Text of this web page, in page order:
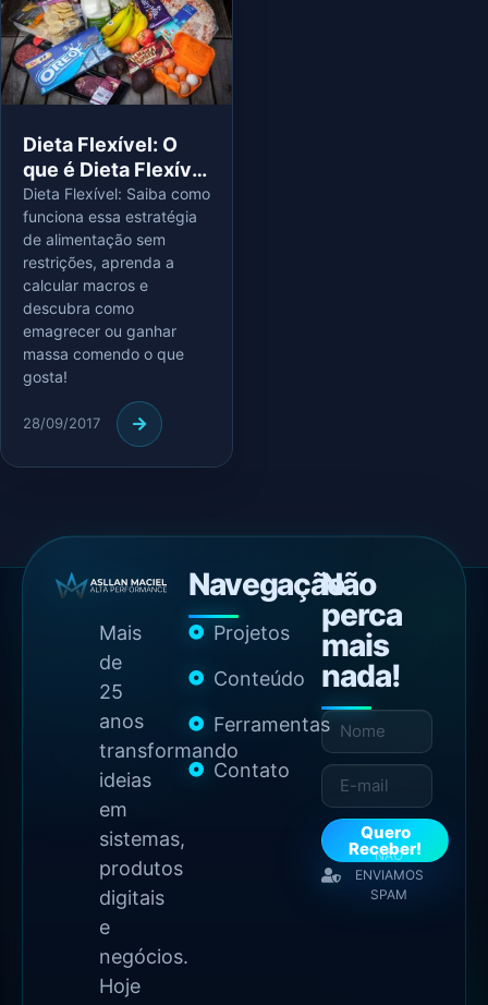
Dieta Flexível: O
que é Dieta Flexível
e Como Começar?
Dieta Flexível: Saiba como
funciona essa estratégia
de alimentação sem
restrições, aprenda a
calcular macros e
descubra como
emagrecer ou ganhar
massa comendo o que
gosta!
28/09/2017
Mais
de
25
anos
transformando
ideias
em
sistemas,
produtos
digitais
e
negócios.
Hoje
Navegação
Projetos
Conteúdo
Ferramentas
Contato
Não
perca
mais
nada!
Quero
Receber!
NÃO
ENVIAMOS
SPAM